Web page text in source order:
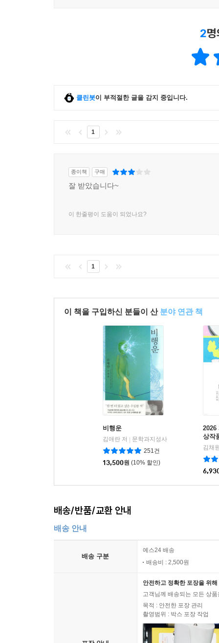
2
클린봇이 부적절한 글을 감지 중입니다.
1
종이책 구매
잘 받았습니다~
이 한줄평이 도움이 되었나요?
1
이 책을 구입하신 분들이 산 분야 연관 책
비행운
김애란 저
문학과지성사
251건
13,500원 (10% 할인)
2026
상작
김채
배송/반품/교환 안내
배송 안내
배송 구분
예스24 배송
배송비 : 2,500원
안전하고 정확한 포장을 위
고객님께 배송되는 모든 상
목적 : 안전한 포장 관리
촬영범위 : 박스 포장 작업